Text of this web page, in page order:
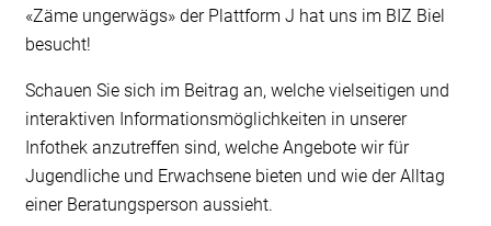
«Zäme ungerwägs» der Plattform J hat uns im BIZ Biel
besucht!
Schauen Sie sich im Beitrag an, welche vielseitigen und
interaktiven Informationsmöglichkeiten in unserer
Infothek anzutreffen sind, welche Angebote wir für
Jugendliche und Erwachsene bieten und wie der Alltag
einer Beratungsperson aussieht.